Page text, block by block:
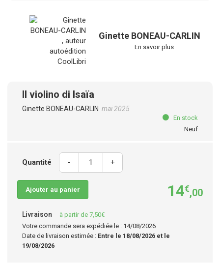
Ginette BONEAU-CARLIN
En savoir plus
Il violino di Isaïa
Ginette BONEAU-CARLIN mai 2025
En stock
Neuf
Quantité - +
Ajouter au panier 14€,00
Livraison
à partir de 7,50€
Votre commande sera expédiée le : 14/08/2026
Date de livraison estimée : Entre le 18/08/2026 et le
19/08/2026